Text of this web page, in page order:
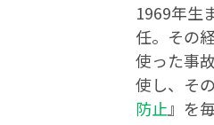
1969年生
任。その
使った事
使し、そ
防止』を